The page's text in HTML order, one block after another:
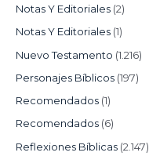
Notas Y Editoriales (2)
Notas Y Editoriales (1)
Nuevo Testamento (1.216)
Personajes Bíblicos (197)
Recomendados (1)
Recomendados (6)
Reflexiones Bíblicas (2.147)